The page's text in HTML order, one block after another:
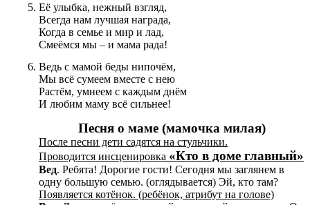
Её улыбка, нежный взгляд,
Всегда нам лучшая награда,
Когда в семье и мир и лад,
Смеёмся мы – и мама рада!
Ведь с мамой беды нипочём,
Мы всё сумеем вместе с нею
Растём, умнеем с каждым днём
И любим маму всё сильнее!
Песня о маме (мамочка милая)
После песни дети садятся на стульчики.
Проводится инсценировка «Кто в доме главный»
Вед. Ребята! Дорогие гости! Сегодня мы заглянем в
одну большую семью. (оглядывается) Эй, кто там?
Появляется котёнок. (ребёнок, атрибут на голове)